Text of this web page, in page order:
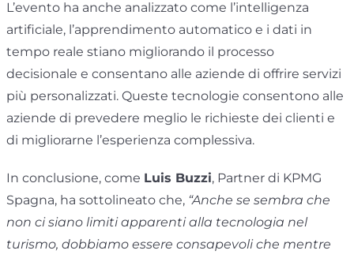
L’evento ha anche analizzato come l’intelligenza
artificiale, l’apprendimento automatico e i dati in
tempo reale stiano migliorando il processo
decisionale e consentano alle aziende di offrire servizi
più personalizzati. Queste tecnologie consentono alle
aziende di prevedere meglio le richieste dei clienti e
di migliorarne l’esperienza complessiva.
In conclusione, come Luis Buzzi, Partner di KPMG
Spagna, ha sottolineato che, “Anche se sembra che
non ci siano limiti apparenti alla tecnologia nel
turismo, dobbiamo essere consapevoli che mentre